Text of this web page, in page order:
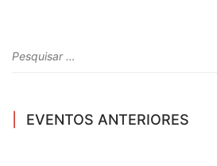
EVENTOS ANTERIORES